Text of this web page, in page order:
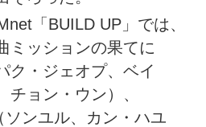
「BUILD UP」では、
ミッションの果てに
ク・ジェオプ、ベイ
チョン・ウン）、
ソンユル、カン・ハユ